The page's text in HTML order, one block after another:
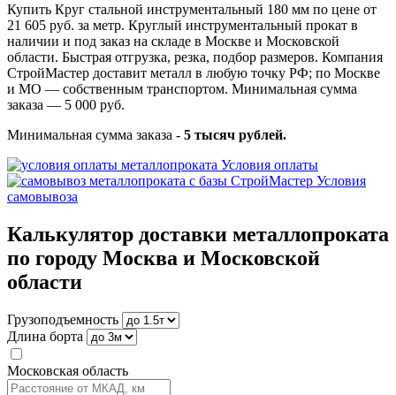
Купить Круг стальной инструментальный 180 мм по цене от
21 605 руб. за метр. Круглый инструментальный прокат в
наличии и под заказ на складе в Москве и Московской
области. Быстрая отгрузка, резка, подбор размеров. Компания
СтройМастер доставит металл в любую точку РФ; по Москве
и МО — собственным транспортом. Минимальная сумма
заказа — 5 000 руб.
Минимальная сумма заказа - 5 тысяч рублей.
Условия оплаты
Условия
самовывоза
Калькулятор доставки металлопроката
по городу Москва и Московской
области
Грузоподъемность
Длина борта
Московская область